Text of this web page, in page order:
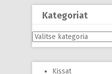
Kategoriat
Kategoriat
Kissat